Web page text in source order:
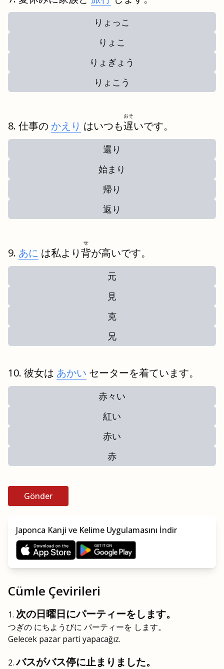
りょっこ
りょこ
りょぎょう
りょこう
仕事の かえり はいつも遅
おそ
いです。
還り
始まり
帰り
返り
あに は私より背
せ
が高いです。
元
見
克
兄
彼女は あかい セーターを着ています。
赤々い
紅い
赤い
赤
Gönder
Japonca Kanji ve Kelime Uygulamasını İndir
Cümle Çevirileri
次の日曜日にパーティーをします。
つぎの にちようびに パーティーを します。
Gelecek pazar parti yapacağız.
バスがバス停に止まりました。